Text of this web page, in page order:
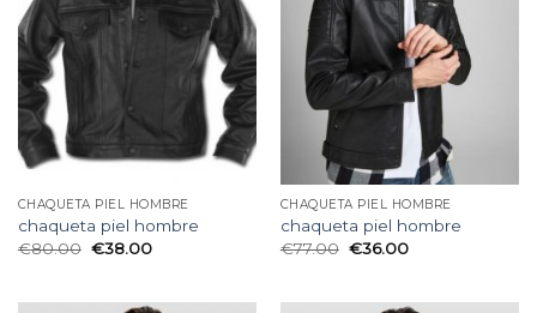
CHAQUETA PIEL HOMBRE
chaqueta piel hombre
€80.00 €38.00
CHAQUETA PIEL HOMBRE
chaqueta piel hombre
€77.00 €36.00